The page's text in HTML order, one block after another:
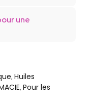
une
, Huiles
, Pour les